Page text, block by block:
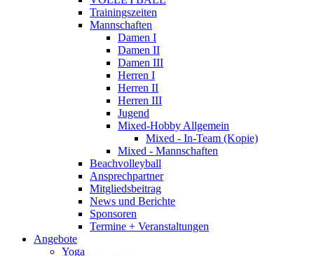
Trainingszeiten
Mannschaften
Damen I
Damen II
Damen III
Herren I
Herren II
Herren III
Jugend
Mixed-Hobby Allgemein
Mixed - In-Team (Kopie)
Mixed - Mannschaften
Beachvolleyball
Ansprechpartner
Mitgliedsbeitrag
News und Berichte
Sponsoren
Termine + Veranstaltungen
Angebote
Yoga